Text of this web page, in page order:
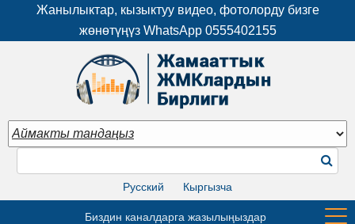
Жанылыктар, кызыктуу видео, фотолорду бизге
жөнөтүңүз WhatsApp 0555402155
Русский Кыргызча
Биздин каналдарга жазылыңыздар